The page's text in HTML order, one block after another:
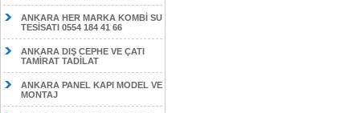
ANKARA HER MARKA KOMBİ SU
TESİSATI 0554 184 41 66
ANKARA DIŞ CEPHE VE ÇATI
TAMİRAT TADİLAT
ANKARA PANEL KAPI MODEL VE
MONTAJ